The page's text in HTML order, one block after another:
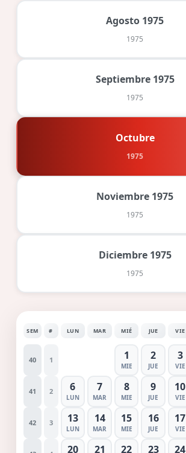
Agosto 1975
1975
Septiembre 1975
1975
Octubre
1975
Noviembre 1975
1975
Diciembre 1975
1975
SEM # LUN MAR MIÉ JUE VIE
40 1 1
MIE
2
JUE
3
VIE
41 2 6
LUN
7
MAR
8
MIE
9
JUE
10
VIE
42 3 13
LUN
14
MAR
15
MIE
16
JUE
17
VIE
20 21 22 23 24